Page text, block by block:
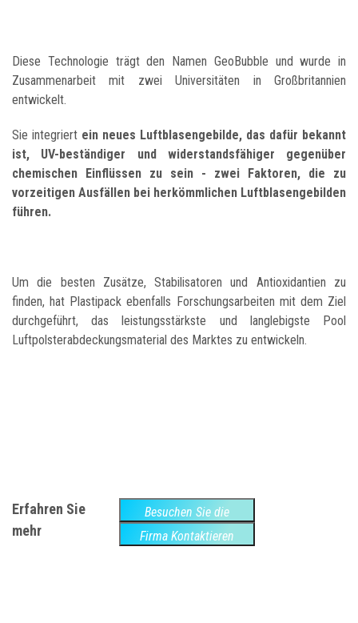
Diese Technologie trägt den Namen GeoBubble und wurde in
Zusammenarbeit mit zwei Universitäten in Großbritannien
entwickelt.
Sie integriert ein neues Luftblasengebilde, das dafür bekannt
ist, UV-beständiger und widerstandsfähiger gegenüber
chemischen Einflüssen zu sein - zwei Faktoren, die zu
vorzeitigen Ausfällen bei herkömmlichen Luftblasengebilden
führen.
Um die besten Zusätze, Stabilisatoren und Antioxidantien zu
finden, hat Plastipack ebenfalls Forschungsarbeiten mit dem Ziel
durchgeführt, das leistungsstärkste und langlebigste Pool
Luftpolsterabdeckungsmaterial des Marktes zu entwickeln.
Erfahren Sie
mehr
Besuchen Sie die
Website
Firma Kontaktieren